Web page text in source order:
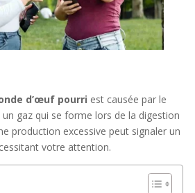
d’œuf pourri est causée par le
un gaz qui se forme lors de la digestion
production excessive peut signaler un
votre attention.